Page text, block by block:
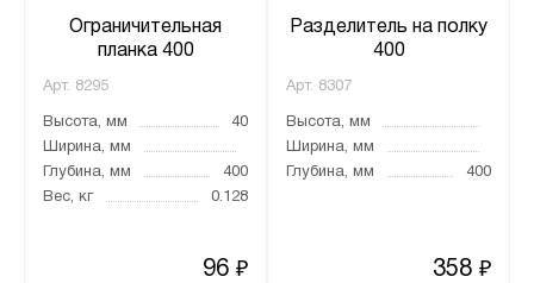
Ограничительная
планка 400
Арт. 8295
Высота, мм
40
Ширина, мм
Глубина, мм
400
Вес, кг
0.128
96 ₽
Разделитель на полку
400
Арт. 8307
Высота, мм
Ширина, мм
Глубина, мм
400
358 ₽